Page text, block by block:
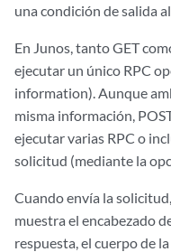
una condición de salida
En Junos, tanto GET
ejecutar un único RPC
information). Aunque
misma información,
ejecutar varias RPC o
solicitud (mediante la
Cuando envía la
muestra el encabezado
respuesta, el cuerpo de